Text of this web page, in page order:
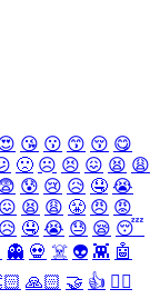
😘 😗 😙 😚 😋
🙁 ☹️ 😣 😖 😫 😩
😰 😢 😥 🤤 😭
😖 😫 😩 😤 😠 😡
😥 🤤 😭 😓 😪 😴
👻 💀 ☠️ 👽 👾 🤖
🙏🏻 🤝 👍 👎🏻